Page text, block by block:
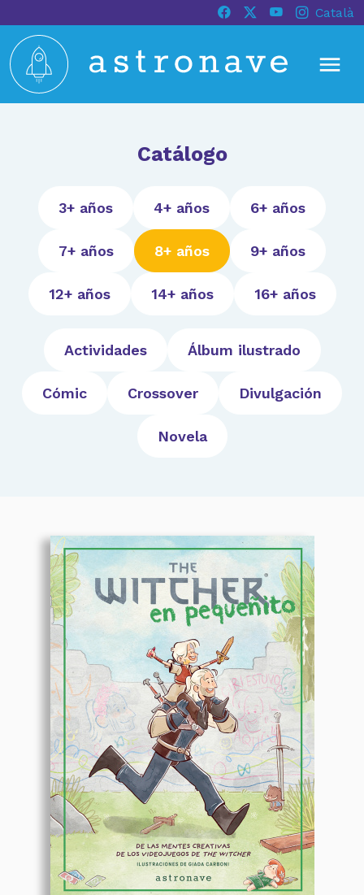
Català
Catálogo
3+ años 4+ años 6+ años
7+ años 8+ años 9+ años
12+ años 14+ años 16+ años
Actividades Álbum ilustrado
Cómic Crossover Divulgación
Novela